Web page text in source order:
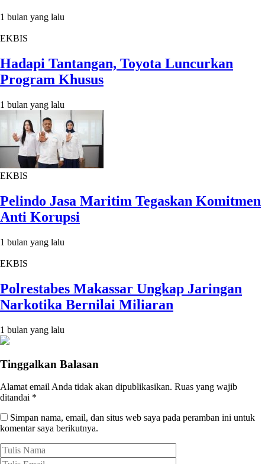
1 bulan yang lalu
EKBIS
Hadapi Tantangan, Toyota Luncurkan
Program Khusus
1 bulan yang lalu
EKBIS
Pelindo Jasa Maritim Tegaskan Komitmen
Anti Korupsi
1 bulan yang lalu
EKBIS
Polrestabes Makassar Ungkap Jaringan
Narkotika Bernilai Miliaran
1 bulan yang lalu
Tinggalkan Balasan
Alamat email Anda tidak akan dipublikasikan. Ruas yang wajib
ditandai *
Simpan nama, email, dan situs web saya pada peramban ini untuk
komentar saya berikutnya.